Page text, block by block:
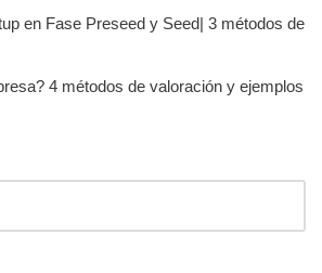
en Fase Preseed y Seed| 3 métodos de
4 métodos de valoración y ejemplos